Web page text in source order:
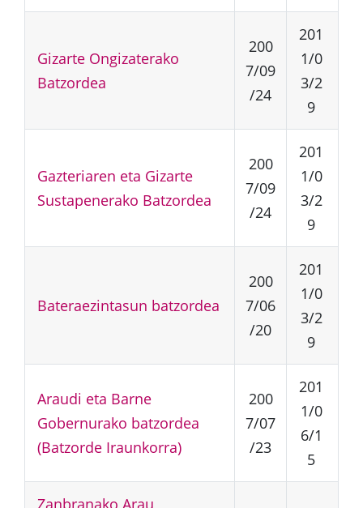
Gizarte Ongizaterako
Batzordea
200
7/09
/24
201
1/0
3/2
9
Gazteriaren eta Gizarte
Sustapenerako Batzordea
200
7/09
/24
201
1/0
3/2
9
Bateraezintasun batzordea
200
7/06
/20
201
1/0
3/2
9
Araudi eta Barne
Gobernurako batzordea
(Batzorde Iraunkorra)
200
7/07
/23
201
1/0
6/1
5
Zanbranako Arau